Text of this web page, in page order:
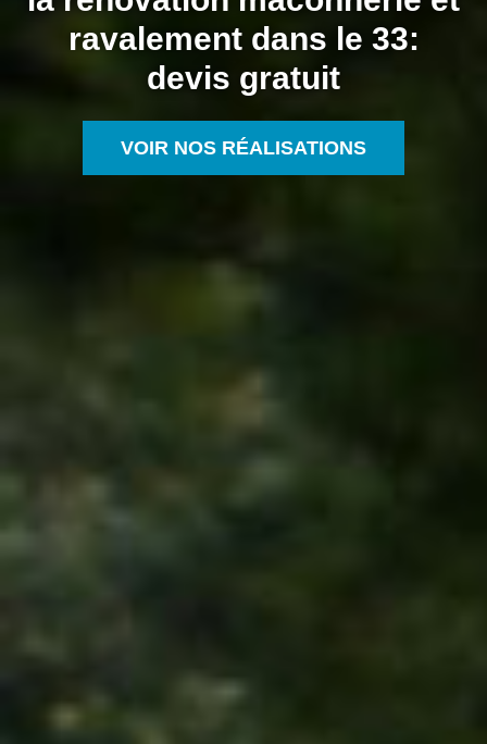
ravalement dans le 33:
devis gratuit
VOIR NOS RÉALISATIONS